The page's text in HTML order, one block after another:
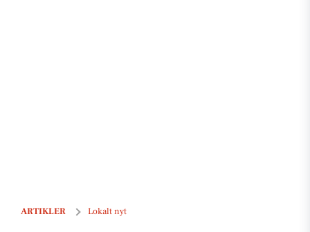
ARTIKLER Lokalt nyt
Betaler du for meget for dit internet?